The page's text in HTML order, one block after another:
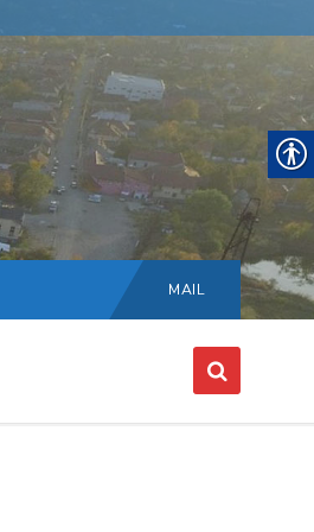
Choose
language:
MAIL